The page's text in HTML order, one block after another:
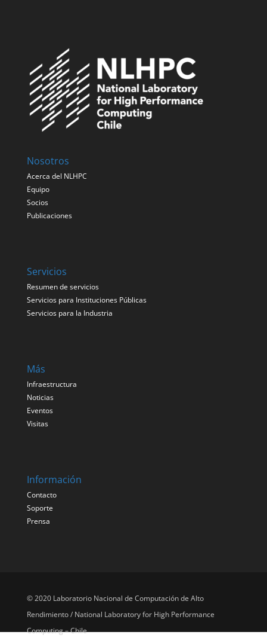
Nosotros
Acerca del NLHPC
Equipo
Socios
Publicaciones
Servicios
Resumen de servicios
Servicios para Instituciones Públicas
Servicios para la Industria
Más
Infraestructura
Noticias
Eventos
Visitas
Información
Contacto
Soporte
Prensa
© 2020 Laboratorio Nacional de Computación de Alto
Rendimiento / National Laboratory for High Performance
Computing – Chile